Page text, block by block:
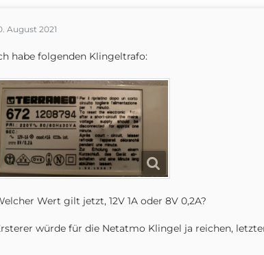
August 2021
habe folgenden Klingeltrafo:
Wert gilt jetzt, 12V 1A oder 8V 0,2A?
würde für die Netatmo Klingel ja reichen,